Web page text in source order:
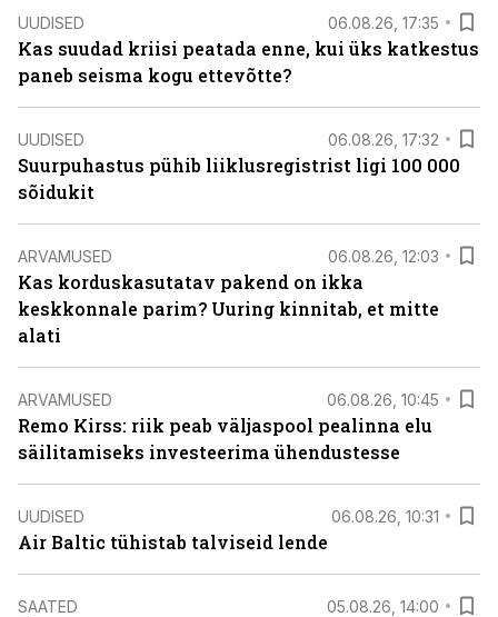
UUDISED 06.08.26, 17:35
Kas suudad kriisi peatada enne, kui üks katkestus
paneb seisma kogu ettevõtte?
UUDISED 06.08.26, 17:32
Suurpuhastus pühib liiklusregistrist ligi 100 000
sõidukit
ARVAMUSED 06.08.26, 12:03
Kas korduskasutatav pakend on ikka
keskkonnale parim? Uuring kinnitab, et mitte
alati
ARVAMUSED 06.08.26, 10:45
Remo Kirss: riik peab väljaspool pealinna elu
säilitamiseks investeerima ühendustesse
UUDISED 06.08.26, 10:31
Air Baltic tühistab talviseid lende
SAATED 05.08.26, 14:00